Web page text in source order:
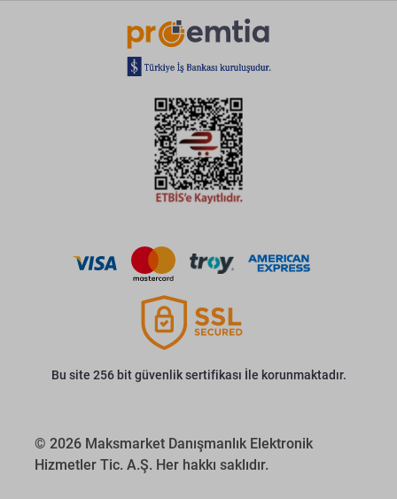
Bu site 256 bit güvenlik sertifikası İle korunmaktadır.
© 2026 Maksmarket Danışmanlık Elektronik
Hizmetler Tic. A.Ş. Her hakkı saklıdır.